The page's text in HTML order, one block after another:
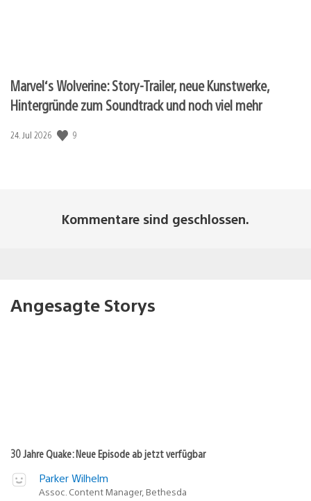
Marvel‘s Wolverine: Story-Trailer, neue Kunstwerke,
Hintergründe zum Soundtrack und noch viel mehr
Veröffentlichungsdatum:
24. Jul 2026 9
Kommentare sind geschlossen.
Angesagte Storys
30 Jahre Quake: Neue Episode ab jetzt verfügbar
Parker Wilhelm
Assoc. Content Manager, Bethesda